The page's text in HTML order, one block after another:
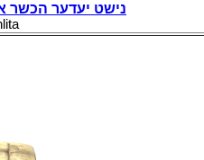
נישט יעדער הכשר